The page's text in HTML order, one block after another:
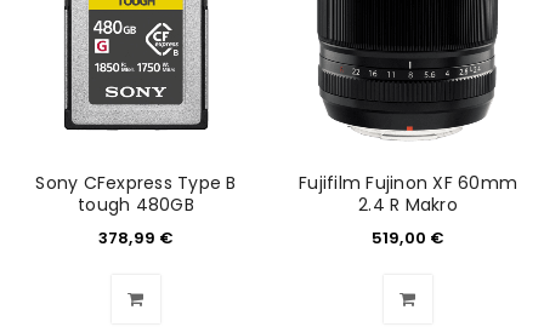
Benutzername oder E-Mail-Adresse
Passwort*
Anmeldeformular geschützt durch
WP Captcha
Angemeldet bleiben
ANMELDEN
Sony CFexpress Type B
tough 480GB
378,99 €
Fujifilm Fujinon XF 60mm
2.4 R Makro
519,00 €